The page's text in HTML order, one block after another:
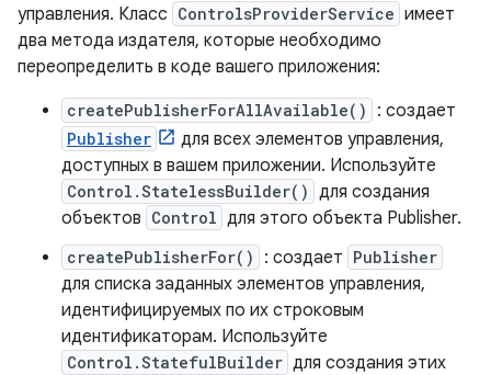
управления. Класс ControlsProviderService имеет
два метода издателя, которые необходимо
переопределить в коде вашего приложения:
createPublisherForAllAvailable() : создает
Publisher
для всех элементов управления,
доступных в вашем приложении. Используйте
Control.StatelessBuilder() для создания
объектов Control для этого объекта Publisher.
createPublisherFor() : создает Publisher
для списка заданных элементов управления,
идентифицируемых по их строковым
идентификаторам. Используйте
Control.StatefulBuilder для создания этих